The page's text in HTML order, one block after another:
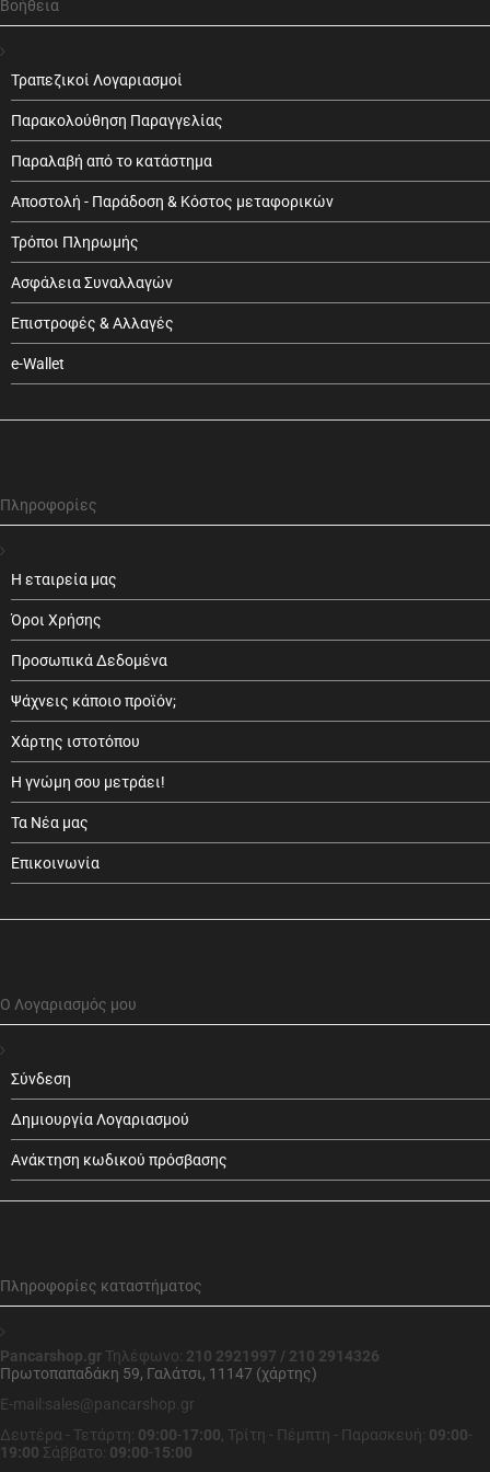
Βοήθεια
Τραπεζικοί Λογαριασμοί
Παρακολούθηση Παραγγελίας
Παραλαβή από το κατάστημα
Αποστολή - Παράδοση & Κόστος μεταφορικών
Τρόποι Πληρωμής
Ασφάλεια Συναλλαγών
Επιστροφές & Αλλαγές
e-Wallet
Πληροφορίες
Η εταιρεία μας
Όροι Χρήσης
Προσωπικά Δεδομένα
Ψάχνεις κάποιο προϊόν;
Χάρτης ιστοτόπου
Η γνώμη σου μετράει!
Τα Νέα μας
Επικοινωνία
Ο Λογαριασμός μου
Σύνδεση
Δημιουργία Λογαριασμού
Ανάκτηση κωδικού πρόσβασης
Πληροφορίες καταστήματος
Pancarshop.gr Τηλέφωνο: 210 2921997 / 210 2914326
Πρωτοπαπαδάκη 59, Γαλάτσι, 11147 (χάρτης)
E-mail:sales@pancarshop.gr
Δευτέρα - Τετάρτη: 09:00-17:00, Τρίτη - Πέμπτη - Παρασκευή: 09:00-
19:00 Σάββατο: 09:00-15:00